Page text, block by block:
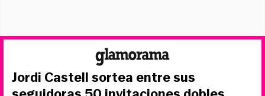
Jordi Castell sortea entre sus